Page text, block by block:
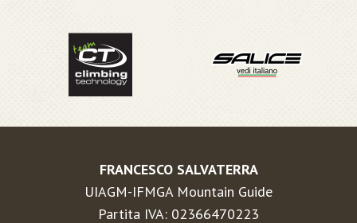
FRANCESCO SALVATERRA
UIAGM-IFMGA Mountain Guide
Partita IVA: 02366470223